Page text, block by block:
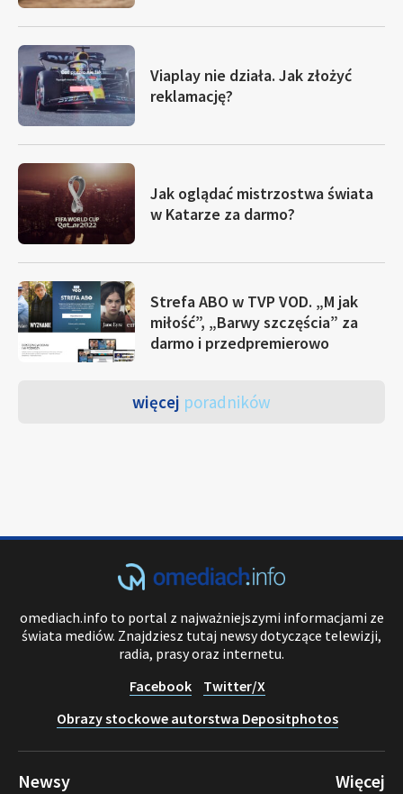
Viaplay nie działa. Jak złożyć
reklamację?
Jak oglądać mistrzostwa świata
w Katarze za darmo?
Strefa ABO w TVP VOD. „M jak
miłość”, „Barwy szczęścia” za
darmo i przedpremierowo
więcej poradników
omediach.info to portal z najważniejszymi informacjami ze
świata mediów. Znajdziesz tutaj newsy dotyczące telewizji,
radia, prasy oraz internetu.
Facebook
Twitter/X
Obrazy stockowe autorstwa Depositphotos
Newsy Więcej